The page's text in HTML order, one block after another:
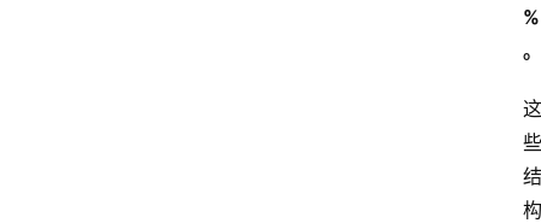
%
。
这
些
结
构